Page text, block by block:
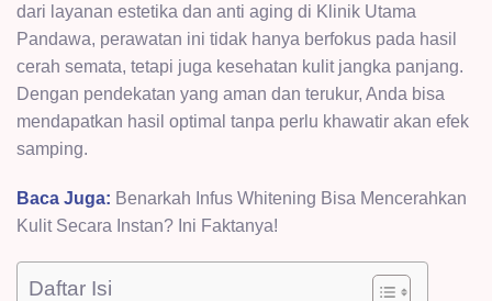
dari layanan estetika dan anti aging di Klinik Utama
Pandawa, perawatan ini tidak hanya berfokus pada hasil
cerah semata, tetapi juga kesehatan kulit jangka panjang.
Dengan pendekatan yang aman dan terukur, Anda bisa
mendapatkan hasil optimal tanpa perlu khawatir akan efek
samping.
Baca Juga: Benarkah Infus Whitening Bisa Mencerahkan
Kulit Secara Instan? Ini Faktanya!
Daftar Isi